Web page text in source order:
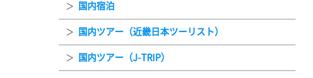
国内宿泊
国内ツアー（近畿日本ツーリスト）
国内ツアー（J-TRIP）